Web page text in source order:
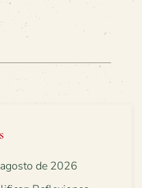
de 2026